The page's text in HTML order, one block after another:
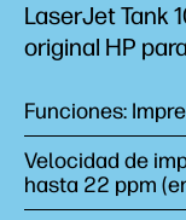
LaserJet Tank
original HP
Funciones:
Velocidad de
hasta 22 ppm